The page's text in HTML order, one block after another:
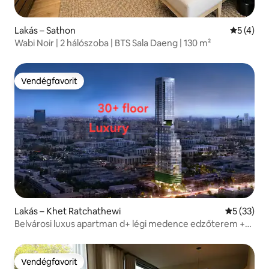
Lakás – Sathon Átlagos
5 (4)
Wabi Noir | 2 hálószoba | BTS Sala Daeng | 130 m²
Vendégfavorit
Vendégfavorit
Lakás – Khet Ratchathewi Átlagos
5 (33)
Belvárosi luxus apartman d+ légi medence edzőterem +
bevásárlóközpont + kiváló elhelyezkedés, luxus
Vendégfavorit